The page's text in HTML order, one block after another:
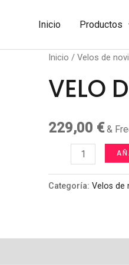
Inicio Productos
Inicio / Velos de
VELO
229,00 € &
NOVIA
Categoría: Velos de